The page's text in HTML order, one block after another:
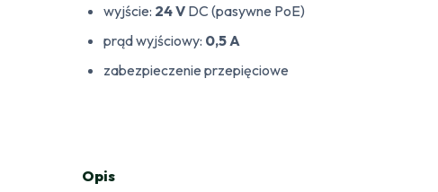
wyjście: 24 V DC (pasywne PoE)
prąd wyjściowy: 0,5 A
zabezpieczenie przepięciowe
Opis